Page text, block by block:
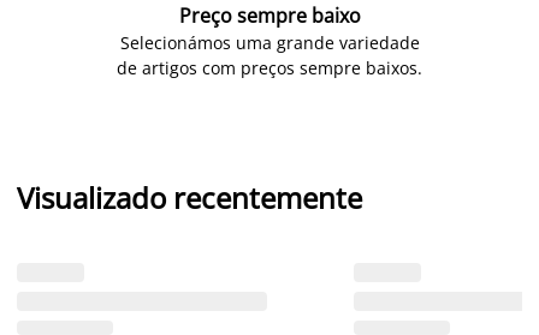
Preço sempre baixo
Selecionámos uma grande variedade
de artigos com preços sempre baixos.
Visualizado recentemente